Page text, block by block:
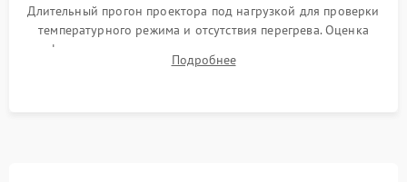
Длительный прогон проектора под нагрузкой для проверки
температурного режима и отсутствия перегрева. Оценка
фокуса, контрастности и цветопередачи на тестовых
таблицах. Проверка работы всех видеовходов и кнопок
Подробнее